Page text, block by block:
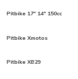
Pitbike 17" 14" 150cc
Pitbike Xmotos
Pitbike XB29